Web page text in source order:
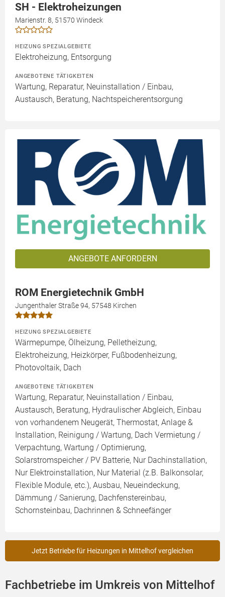
SH - Elektroheizungen
Marienstr. 8, 51570 Windeck
HEIZUNG SPEZIALGEBIETE
Elektroheizung, Entsorgung
ANGEBOTENE TÄTIGKEITEN
Wartung, Reparatur, Neuinstallation / Einbau,
Austausch, Beratung, Nachtspeicherentsorgung
ANGEBOTE ANFORDERN
ROM Energietechnik GmbH
Jungenthaler Straße 94, 57548 Kirchen
HEIZUNG SPEZIALGEBIETE
Wärmepumpe, Ölheizung, Pelletheizung,
Elektroheizung, Heizkörper, Fußbodenheizung,
Photovoltaik, Dach
ANGEBOTENE TÄTIGKEITEN
Wartung, Reparatur, Neuinstallation / Einbau,
Austausch, Beratung, Hydraulischer Abgleich, Einbau
von vorhandenem Neugerät, Thermostat, Anlage &
Installation, Reinigung / Wartung, Dach Vermietung /
Verpachtung, Wartung / Optimierung,
Solarstromspeicher / PV Batterie, Nur Dachinstallation,
Nur Elektroinstallation, Nur Material (z.B. Balkonsolar,
Flexible Module, etc.), Ausbau, Neueindeckung,
Dämmung / Sanierung, Dachfenstereinbau,
Schornsteinbau, Dachrinnen & Schneefänger
Jetzt Betriebe für Heizungen in Mittelhof vergleichen
Fachbetriebe im Umkreis von Mittelhof